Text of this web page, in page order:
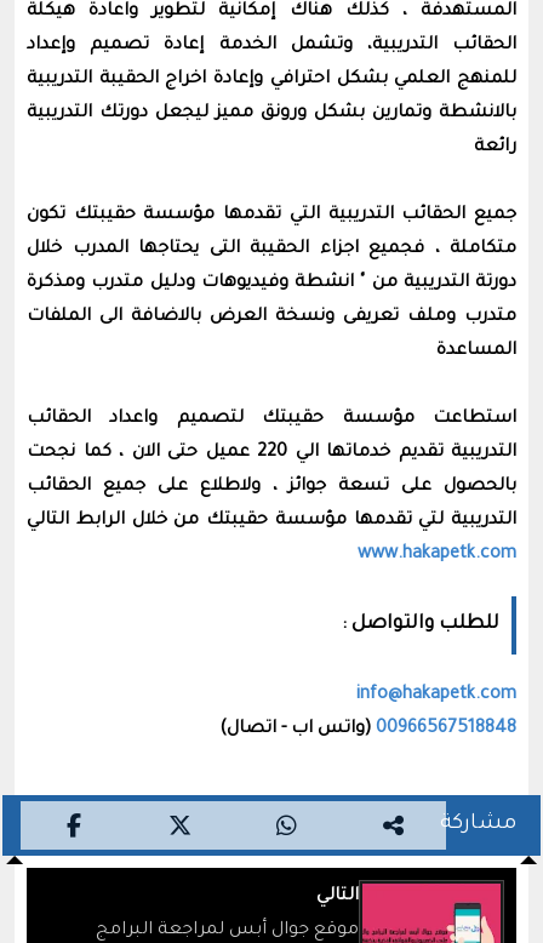
المستهدفة ، كذلك هناك إمكانية لتطوير واعادة هيكلة
الحقائب التدريبية، وتشمل الخدمة إعادة تصميم وإعداد
للمنهج العلمي بشكل احترافي وإعادة اخراج الحقيبة التدريبية
بالانشطة وتمارين بشكل ورونق مميز ليجعل دورتك التدريبية
رائعة
جميع الحقائب التدريبية التي تقدمها مؤسسة حقيبتك تكون
متكاملة ، فجميع اجزاء الحقيبة التى يحتاجها المدرب خلال
دورتة التدريبية من " انشطة وفيديوهات ودليل متدرب ومذكرة
متدرب وملف تعريفى ونسخة العرض بالاضافة الى الملفات
المساعدة
استطاعت مؤسسة حقيبتك لتصميم واعداد الحقائب
التدريبية تقديم خدماتها الي 220 عميل حتى الان ، كما نجحت
بالحصول على تسعة جوائز ، ولاطلاع على جميع الحقائب
التدريبية لتي تقدمها مؤسسة حقيبتك من خلال الرابط التالي
www.hakapetk.com
للطلب والتواصل :
info@hakapetk.com
00966567518848 (واتس اب - اتصال)
مشاركة
التالي
موقع جوال أبس لمراجعة البرامج